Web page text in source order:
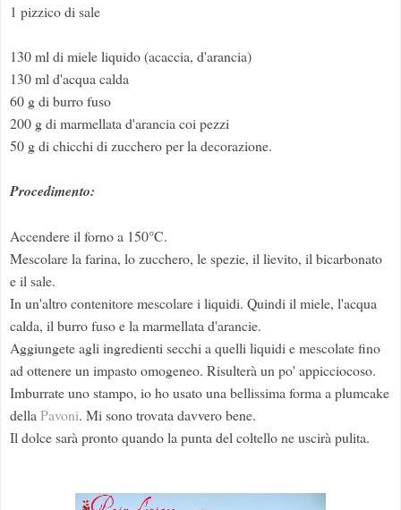
1 pizzico di sale
130 ml di miele liquido (acaccia, d'arancia)
130 ml d'acqua calda
60 g di burro fuso
200 g di marmellata d'arancia coi pezzi
50 g di chicchi di zucchero per la decorazione.
Procedimento:
Accendere il forno a 150°C.
Mescolare la farina, lo zucchero, le spezie, il lievito, il bicarbonato
e il sale.
In un'altro contenitore mescolare i liquidi. Quindi il miele, l'acqua
calda, il burro fuso e la marmellata d'arancie.
Aggiungete agli ingredienti secchi a quelli liquidi e mescolate fino
ad ottenere un impasto omogeneo. Risulterà un po' appicciocoso.
Imburrate uno stampo, io ho usato una bellissima forma a plumcake
dellaPavoni. Mi sono trovata davvero bene.
Il dolce sarà pronto quando la punta del coltello ne uscirà pulita.